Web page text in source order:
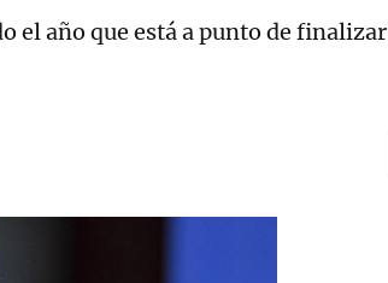
el año que está a punto de finalizar